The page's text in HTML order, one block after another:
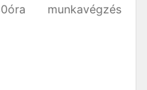
munkavégzés